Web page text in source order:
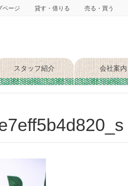
ページ 貸す・借りる 売る・買う
スタッフ紹介 会社案内